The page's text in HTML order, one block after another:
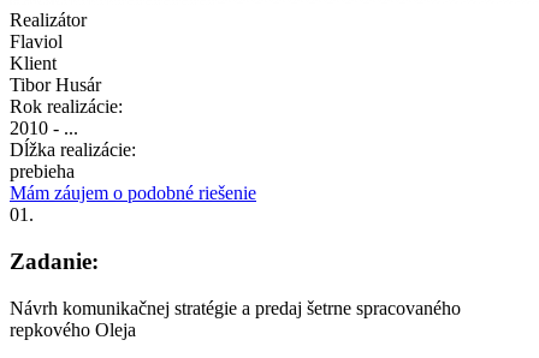
Realizátor
Flaviol
Klient
Tibor Husár
Rok realizácie:
2010 - ...
Dĺžka realizácie:
prebieha
Mám záujem o podobné riešenie
01.
Zadanie:
Návrh komunikačnej stratégie a predaj šetrne spracovaného
repkového Oleja